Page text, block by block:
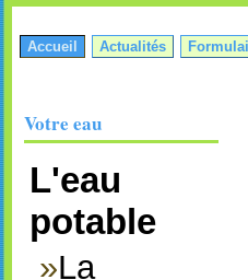
Accueil Actualités
Votre eau
L'eau
potable
»La